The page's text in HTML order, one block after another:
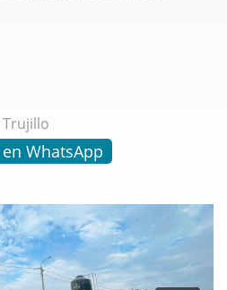
Trujillo
👋 chatea ahora en WhatsApp